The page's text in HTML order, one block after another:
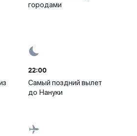
городами
22:00
Самый поздний вылет
до Нануки